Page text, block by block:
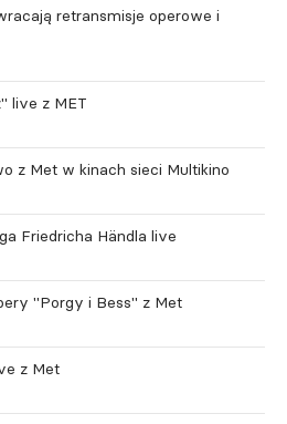
retransmisje operowe i
live z MET
z Met w kinach sieci Multikino
Friedricha Händla live
"Porgy i Bess" z Met
z Met